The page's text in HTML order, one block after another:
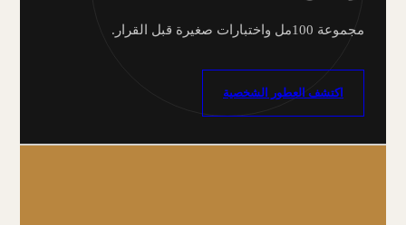
مجموعة 100مل واختبارات صغيرة قبل القرار.
اكتشف العطور الشخصية